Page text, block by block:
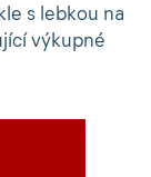
s lebkou na
výkupné